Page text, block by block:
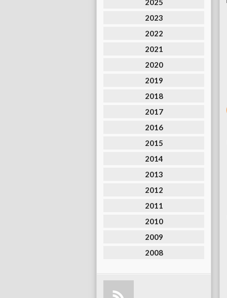
2025
2023
2022
2021
2020
2019
2018
2017
2016
2015
2014
2013
2012
2011
2010
2009
2008